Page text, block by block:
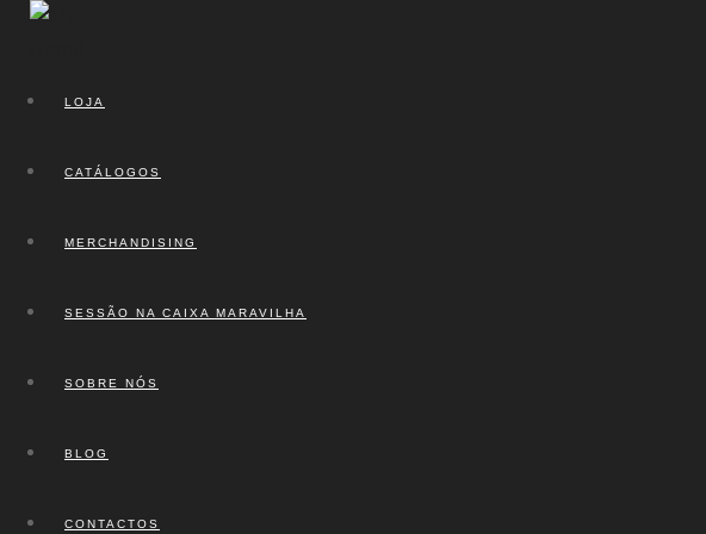
LOJA
CATÁLOGOS
MERCHANDISING
SESSÃO NA CAIXA MARAVILHA
SOBRE NÓS
BLOG
CONTACTOS